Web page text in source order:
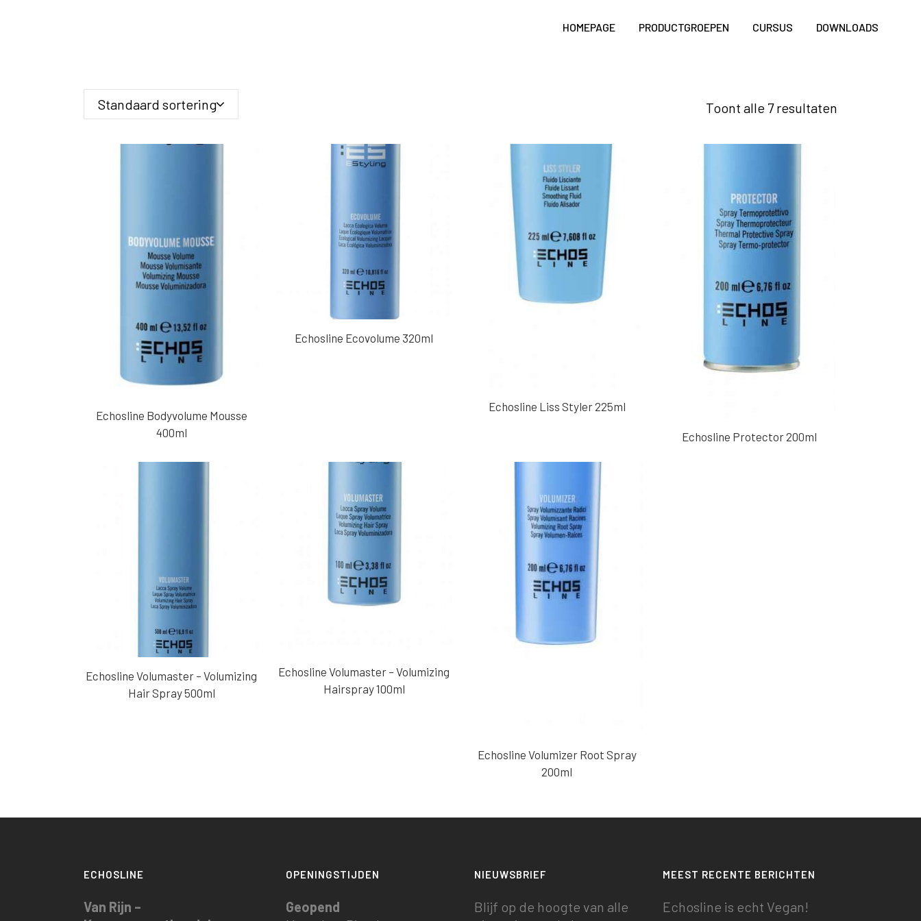
HOMEPAGE PRODUCTGROEPEN CURSUS DOWNLOADS
Toont alle 7 resultaten
Standaard sortering
Echosline Bodyvolume Mousse
400ml
Echosline Ecovolume 320ml
Echosline Liss Styler 225ml
Echosline Protector 200ml
Echosline Volumaster – Volumizing
Hair Spray 500ml
Echosline Volumaster – Volumizing
Hairspray 100ml
Echosline Volumizer Root Spray
200ml
ECHOSLINE
Van Rijn –
OPENINGSTIJDEN
Geopend
NIEUWSBRIEF
Blijf op de hoogte van alle
MEEST RECENTE BERICHTEN
Echosline is echt Vegan!